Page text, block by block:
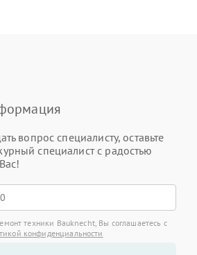
вопрос специалисту, оставьте
специалист с радостью
техники Bauknecht, Вы соглашаетесь с
конфиденциальности